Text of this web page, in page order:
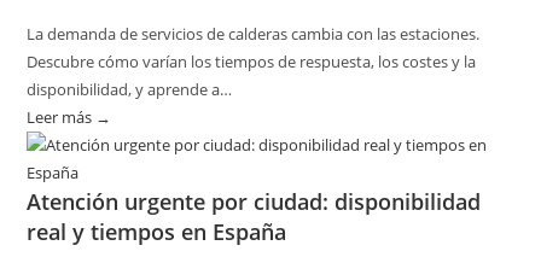
hogar
sin
La demanda de servicios de calderas cambia con las estaciones.
Descubre cómo varían los tiempos de respuesta, los costes y la
disponibilidad, y aprende a…
Leer más →
Disponibilidad
temporada
en
Atención urgente por ciudad: disponibilidad
real y tiempos en España